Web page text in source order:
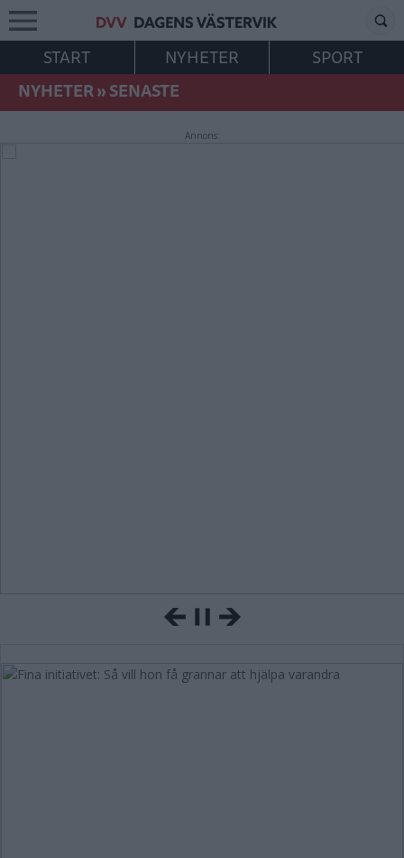
START NYHETER
SPORT
NYHETER»SENASTE
Annons: